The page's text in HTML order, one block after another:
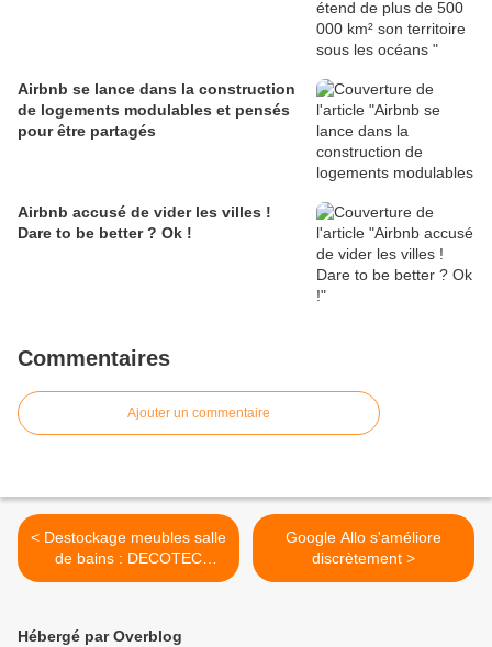
Airbnb se lance dans la construction
de logements modulables et pensés
pour être partagés
Airbnb accusé de vider les villes !
Dare to be better ? Ok !
Commentaires
Ajouter un commentaire
< Destockage meubles salle
de bains : DECOTEC
STOCCO pas cher
Google Allo s'améliore
discrètement >
Hébergé par Overblog